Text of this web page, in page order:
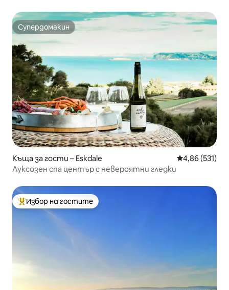
Супердомакин
Супердомакин
Къща за гости – Eskdale Средна
4,86 (531)
Луксозен спа център с невероятни гледки
Най-популярен избор на гостите
Избор на гостите